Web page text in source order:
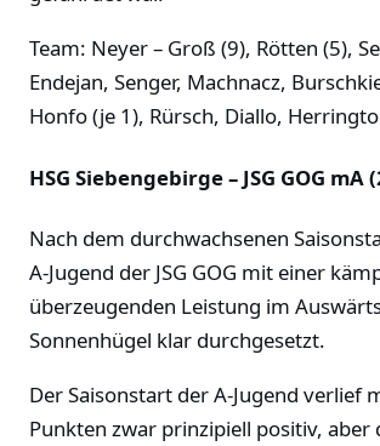
Team: Neyer – Groß (9), Rötten (5),
Endejan, Senger, Machnacz,
Honfo (je 1), Rürsch, Diallo,
HSG Siebengebirge – JSG GOG mA
Nach dem durchwachsenen
A-Jugend der JSG GOG mit einer
überzeugenden Leistung im
Sonnenhügel klar durchgesetzt.
Der Saisonstart der A-Jugend verlief
Punkten zwar prinzipiell positiv, aber